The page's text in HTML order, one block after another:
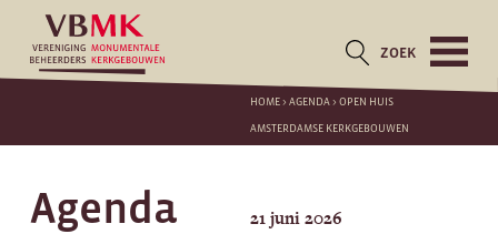
ZOEK
HOME>AGENDA >OPEN HUIS
AMSTERDAMSE KERKGEBOUWEN
Agenda 21 juni 2026